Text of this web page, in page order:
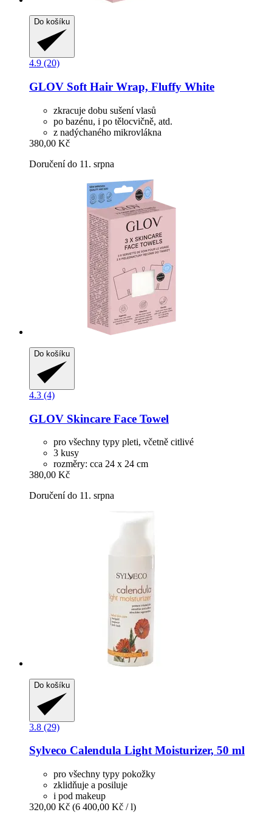
Do košíku
4.9 (20)
GLOV Soft Hair Wrap, Fluffy White
zkracuje dobu sušení vlasů
po bazénu, i po tělocvičně, atd.
z nadýchaného mikrovlákna
380,00 Kč
Doručení do 11. srpna
Do košíku
4.3 (4)
GLOV Skincare Face Towel
pro všechny typy pleti, včetně citlivé
3 kusy
rozměry: cca 24 x 24 cm
380,00 Kč
Doručení do 11. srpna
Do košíku
3.8 (29)
Sylveco Calendula Light Moisturizer, 50 ml
pro všechny typy pokožky
zklidňuje a posiluje
i pod makeup
320,00 Kč (6 400,00 Kč / l)